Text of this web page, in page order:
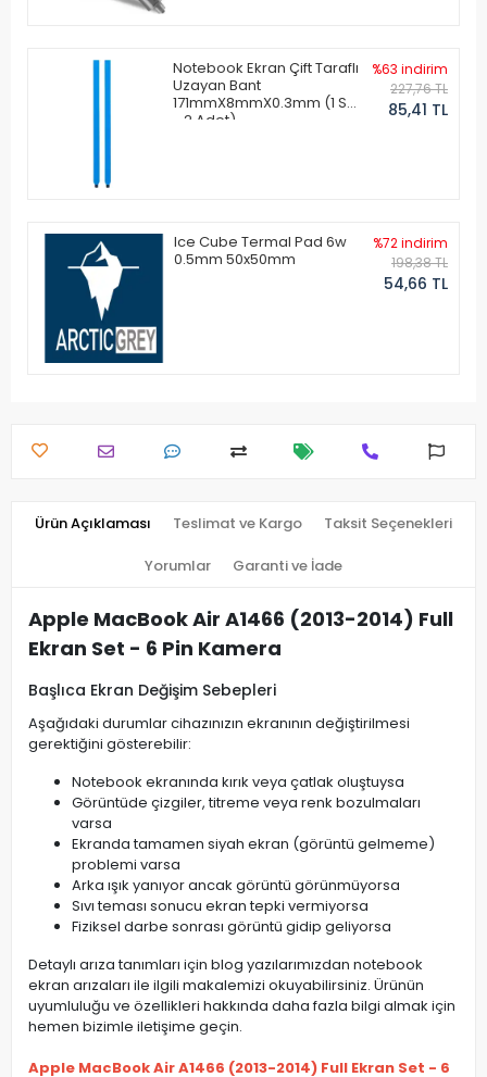
Notebook Ekran Çift Taraflı
Uzayan Bant
171mmX8mmX0.3mm (1 Set
- 2 Adet)
%63 indirim
227,76 TL
85,41 TL
Ice Cube Termal Pad 6w
0.5mm 50x50mm
%72 indirim
198,38 TL
54,66 TL
Ürün Açıklaması Teslimat ve Kargo Taksit Seçenekleri
Yorumlar Garanti ve İade
Apple MacBook Air A1466 (2013-2014) Full
Ekran Set - 6 Pin Kamera
Başlıca Ekran Değişim Sebepleri
Aşağıdaki durumlar cihazınızın ekranının değiştirilmesi
gerektiğini gösterebilir:
Notebook ekranında kırık veya çatlak oluştuysa
Görüntüde çizgiler, titreme veya renk bozulmaları
varsa
Ekranda tamamen siyah ekran (görüntü gelmeme)
problemi varsa
Arka ışık yanıyor ancak görüntü görünmüyorsa
Sıvı teması sonucu ekran tepki vermiyorsa
Fiziksel darbe sonrası görüntü gidip geliyorsa
Detaylı arıza tanımları için blog yazılarımızdan notebook
ekran arızaları ile ilgili makalemizi okuyabilirsiniz. Ürünün
uyumluluğu ve özellikleri hakkında daha fazla bilgi almak için
hemen bizimle iletişime geçin.
Apple MacBook Air A1466 (2013-2014) Full Ekran Set - 6